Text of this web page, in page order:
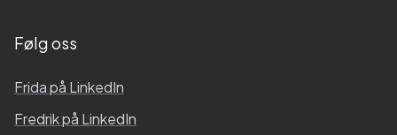
Følg oss
Fridapå LinkedIn
Fredrikpå LinkedIn